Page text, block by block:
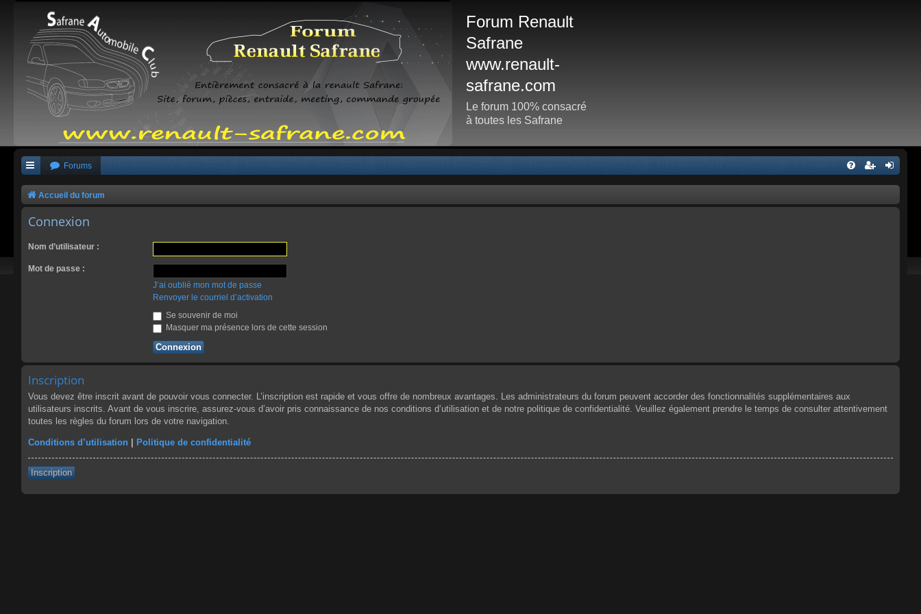
Forum Renault
Safrane
www.renault-
safrane.com
Le forum 100% consacré
à toutes les Safrane
Forums
Accueil du forum
Connexion
Nom d’utilisateur :
Mot de passe :
J’ai oublié mon mot de passe
Renvoyer le courriel d’activation
Se souvenir de moi
Masquer ma présence lors de cette session
Inscription
Vous devez être inscrit avant de pouvoir vous connecter. L’inscription est rapide et vous offre de nombreux avantages. Les administrateurs du forum peuvent accorder des fonctionnalités supplémentaires aux
utilisateurs inscrits. Avant de vous inscrire, assurez-vous d’avoir pris connaissance de nos conditions d’utilisation et de notre politique de confidentialité. Veuillez également prendre le temps de consulter attentivement
toutes les règles du forum lors de votre navigation.
Conditions d’utilisation Politique de confidentialité
Inscription